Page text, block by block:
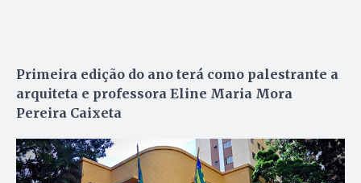
Primeira edição do ano terá como palestrante a
arquiteta e professora Eline Maria Mora
Pereira Caixeta